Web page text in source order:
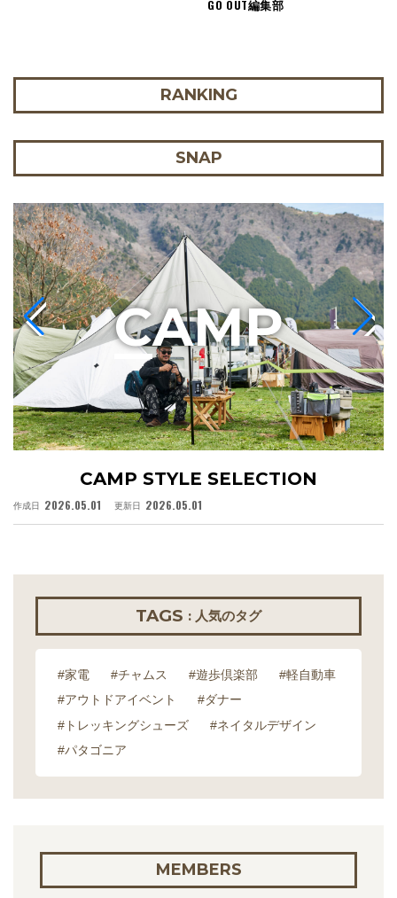
GO OUT編集部
RANKING
SNAP
CAMP STYLE SELECTION
作成日 2026.05.01 更新日 2026.05.01
CAMP
TAGS : 人気のタグ
#家電 #チャムス #遊歩倶楽部
#軽自動車
#アウトドアイベント
#ダナー
#トレッキングシューズ
#ネイタルデザイン
#パタゴニア
MEMBERS